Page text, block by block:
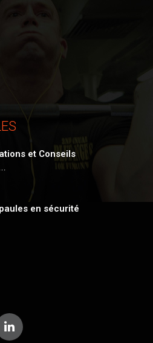
et Conseils
en sécurité